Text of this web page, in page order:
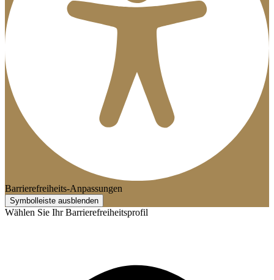
Barrierefreiheits-Anpassungen
Symbolleiste ausblenden
Wählen Sie Ihr Barrierefreiheitsprofil